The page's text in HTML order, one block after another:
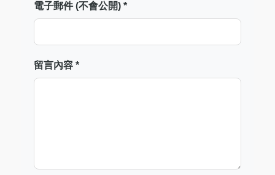
電子郵件 (不會公開) *
留言內容 *